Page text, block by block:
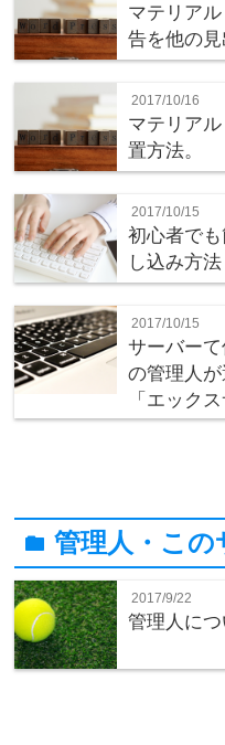
マテリア
告を他の
2017/10/16
マテリア
置方法。
2017/10/15
初心者で
し込み方法
2017/10/15
サーバー
の管理人
「エック
folder管理人・こ
2017/9/22
管理人につ